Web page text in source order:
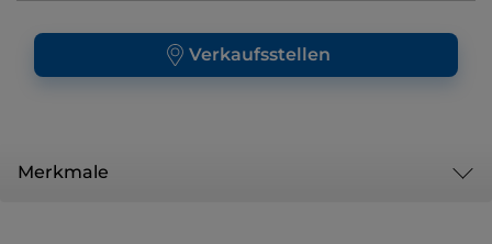
Verkaufsstellen
Merkmale